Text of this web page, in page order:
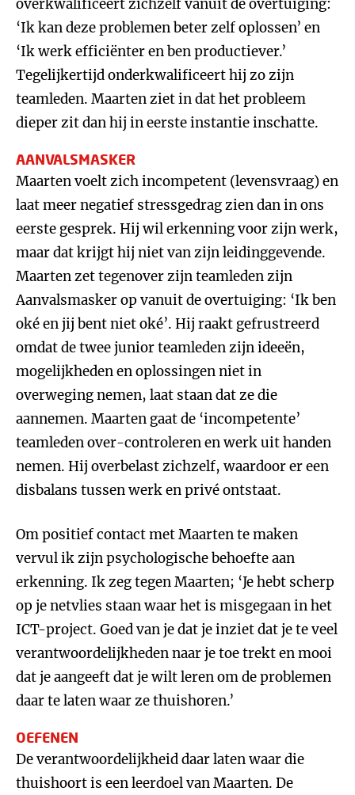
overkwalificeert zichzelf vanuit de overtuiging:
‘Ik kan deze problemen beter zelf oplossen’ en
‘Ik werk efficiënter en ben productiever.’
Tegelijkertijd onderkwalificeert hij zo zijn
teamleden. Maarten ziet in dat het probleem
dieper zit dan hij in eerste instantie inschatte.
AANVALSMASKER
Maarten voelt zich incompetent (levensvraag) en
laat meer negatief stressgedrag zien dan in ons
eerste gesprek. Hij wil erkenning voor zijn werk,
maar dat krijgt hij niet van zijn leidinggevende.
Maarten zet tegenover zijn teamleden zijn
Aanvalsmasker op vanuit de overtuiging: ‘Ik ben
oké en jij bent niet oké’. Hij raakt gefrustreerd
omdat de twee junior teamleden zijn ideeën,
mogelijkheden en oplossingen niet in
overweging nemen, laat staan dat ze die
aannemen. Maarten gaat de ‘incompetente’
teamleden over-controleren en werk uit handen
nemen. Hij overbelast zichzelf, waardoor er een
disbalans tussen werk en privé ontstaat.
Om positief contact met Maarten te maken
vervul ik zijn psychologische behoefte aan
erkenning. Ik zeg tegen Maarten; ‘Je hebt scherp
op je netvlies staan waar het is misgegaan in het
ICT-project. Goed van je dat je inziet dat je te veel
verantwoordelijkheden naar je toe trekt en mooi
dat je aangeeft dat je wilt leren om de problemen
daar te laten waar ze thuishoren.’
OEFENEN
De verantwoordelijkheid daar laten waar die
thuishoort is een leerdoel van Maarten. De